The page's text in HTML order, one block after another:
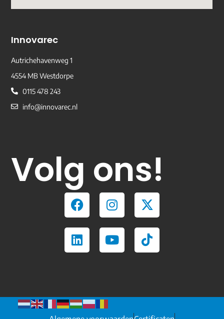
Volg ons!
Innovarec
Autrichehavenweg 1
4554 MB Westdorpe
0115 478 243
info@innovarec.nl